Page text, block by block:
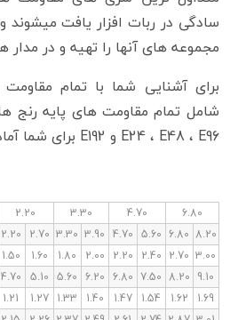
سادگی در ربات افزار یافت میشوند
مجموعه های آنها را تهیه و در مدار
برای آشنایی شما با تمام مقاومت
E24 ، E48 ، E96 و E192 برای شما آماده شده است !
6.80
4.70
3.30
2.20
8.20
6.80
5.60
4.70
3.90
3.30
2.70
2.20
3.00
2.70
2.40
2.20
2.00
1.80
1.60
1.50
9.10
8.20
7.50
6.80
6.20
5.60
5.10
4.70
1.69
1.62
1.54
1.47
1.40
1.33
1.27
1.21